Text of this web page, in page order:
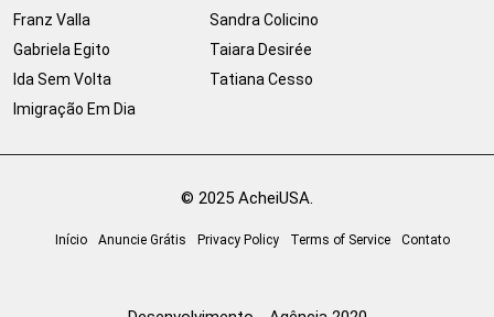
Franz Valla
Gabriela Egito
Ida Sem Volta
Imigração Em Dia
Sandra Colicino
Taiara Desirée
Tatiana Cesso
© 2025 AcheiUSA.
Início Anuncie Grátis Privacy Policy Terms of Service Contato